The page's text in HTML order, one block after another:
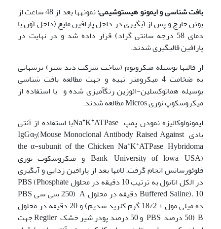
بافت شناسی و ایمونو هیستوشیمی:
نمونه­ها بعد از 48 ساعت از
بوئن خارج و پس از آبگیری در داخل پارافین مایع (داخل آون با
دمای 58 درجه سانتی گراد) قرار داده شد و در نهایت در
پارافین قالب­گیری شدند.
از قالب­ها بوسیله میکروتوم (ساخت شرکت دید سبز) برش­هایی
به ضخامت 4 میکرومتر تهیه و جهت مطالعه بافت شناسی
بوسیله هماتوکسلین-ائوزین رنگ­آمیزی شده و با استفاده از
میکروسکوپ نوری Micros مطالعه شدند.
ایمونولوکالیزه نمودن پمپ Na
+K+
ATPaseبا استفاده از آنتی
بادی IgGα
5(Mouse Monoclonal Antibody Raised Against
the α-subunit of the Chicken Na+K+ATPase; Hybridoma
Bank, University of lowa, USA), و میکروسکوپ نوری
فلوئورسانس انجام گرفت. لام­ها بعد از پارافین زدایی و آبگیری
در الکل اتانول به ترتیب 10 دقیقه در محلول PBS (Phosphate
Buffered Saline)، 10 دقیقه در محلول A (250 سی سی PBS
ده میلی مول + 18/2 گرم کلرید سدیم) و 20 دقیقه در محلول
B (50 درصد PBS و 50 درصد پودر شیر خشک Regiler جهت